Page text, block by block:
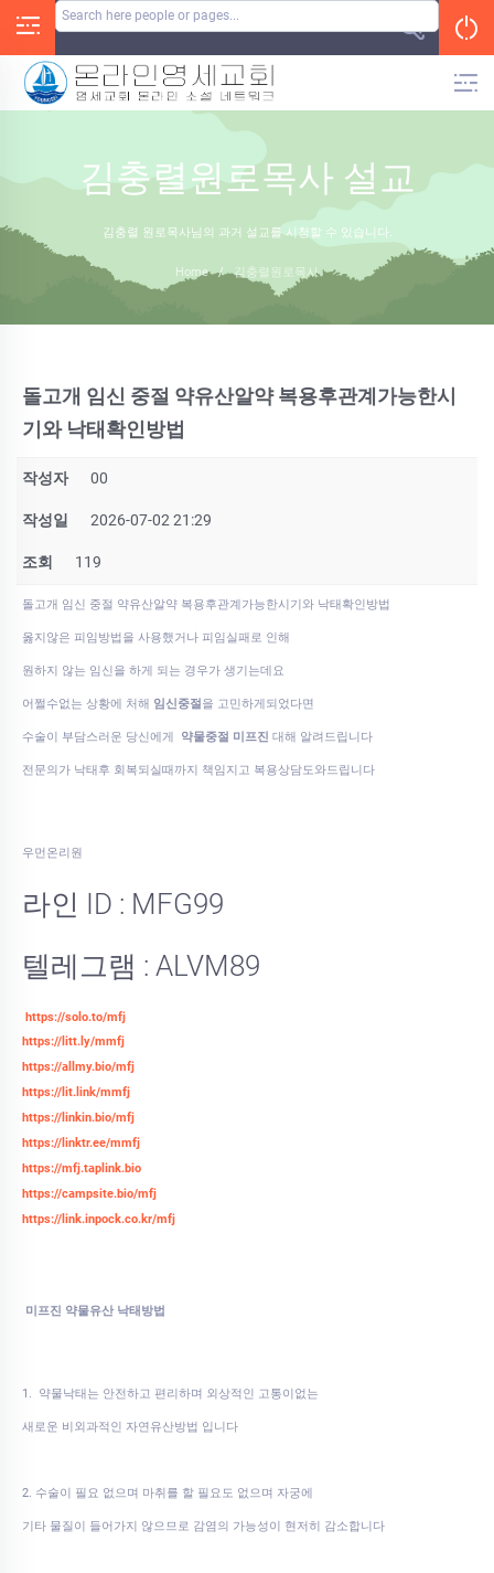
김충렬원로목사 설교
김충렬 원로목사님의 과거 설교를 시청할 수 있습니다.
Home / 김충렬원로목사
돌고개 임신 중절 약유산알약 복용후관계가능한시
기와 낙태확인방법
작성자 00
작성일 2026-07-02 21:29
조회 119
돌고개 임신 중절 약유산알약 복용후관계가능한시기와 낙태확인방법
옳지않은 피임방법을 사용했거나 피임실패로 인해
원하지 않는 임신을 하게 되는 경우가 생기는데요
어쩔수없는 상황에 처해 임신중절을 고민하게되었다면
수술이 부담스러운 당신에게 약물중절 미프진 대해 알려드립니다
전문의가 낙태후 회복되실때까지 책임지고 복용상담도와드립니다
우먼온리원
라인 ID : MFG99
텔레그램 : ALVM89
https://solo.to/mfj
https://litt.ly/mmfj
https://allmy.bio/mfj
https://lit.link/mmfj
https://linkin.bio/mfj
https://linktr.ee/mmfj
https://mfj.taplink.bio
https://campsite.bio/mfj
https://link.inpock.co.kr/mfj
미프진 약물유산 낙태방법
1. 약물낙태는 안전하고 편리하며 외상적인 고통이없는
새로운 비외과적인 자연유산방법 입니다
2. 수술이 필요 없으며 마취를 할 필요도 없으며 자궁에
기타 물질이 들어가지 않으므로 감염의 가능성이 현저히 감소합니다